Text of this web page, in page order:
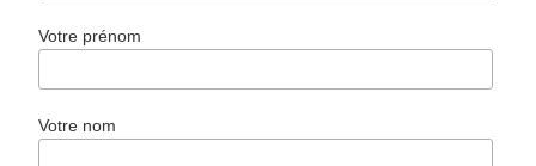
Votre prénom
Votre nom